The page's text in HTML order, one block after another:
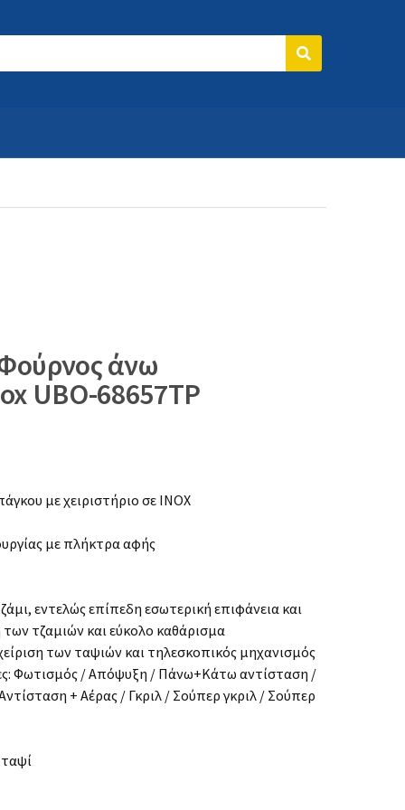
Search
άνω
UBO-68657TP
με χειριστήριο σε ΙΝΟΧ
με πλήκτρα αφής
εντελώς επίπεδη εσωτερική επιφάνεια και
τζαμιών και εύκολο καθάρισμα
των ταψιών και τηλεσκοπικός μηχανισμός
Φωτισμός / Απόψυξη / Πάνω+Κάτω αντίσταση /
+ Αέρας / Γκριλ / Σούπερ γκριλ / Σούπερ